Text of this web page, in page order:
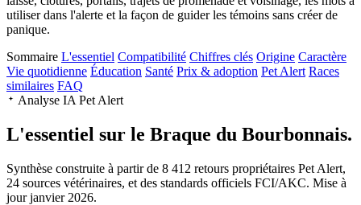
utiliser dans l'alerte et la façon de guider les témoins sans créer de
panique.
Sommaire L'essentiel Compatibilité Chiffres clés Origine Caractère
Vie quotidienne Éducation Santé Prix & adoption Pet Alert Races
similaires FAQ
Analyse IA Pet Alert
L'essentiel sur le Braque du Bourbonnais.
Synthèse construite à partir de 8 412 retours propriétaires Pet Alert,
24 sources vétérinaires, et des standards officiels FCI/AKC. Mise à
jour janvier 2026.